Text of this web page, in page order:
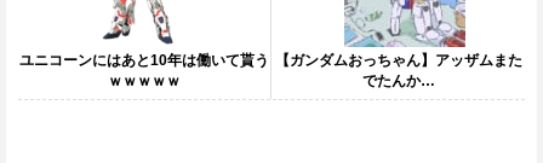
ユニコーンにはあと10年は働いて貰う
ｗｗｗｗｗ
【ガンダムおっちゃん】アッザムまた
でたんか…